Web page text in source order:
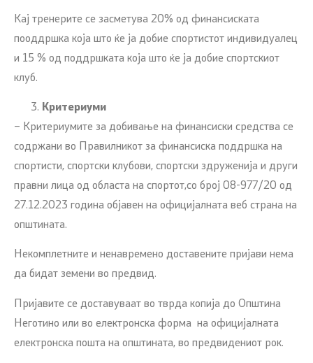
Кај тренерите се засметува 20% од финансиската
пооддршка која што ќе ја добие спортистот индивидуалец
и 15 % од поддршката која што ќе ја добие спортскиот
клуб.
Критериуми
– Критериумите за добивање на финансиски средства се
содржани во Правилникот за финансиска поддршка на
спортисти, спортски клубови, спортски здруженија и други
правни лица од областа на спортот,со број 08-977/20 од
27.12.2023 година објавен на официјалната веб страна на
општината.
Некомплетните и ненавремено доставените пријави нема
да бидат земени во предвид.
Пријавите се доставуваат во тврда копија до Општина
Неготино или во електронска форма на официјалната
електронска пошта на општината, во предвидениот рок.